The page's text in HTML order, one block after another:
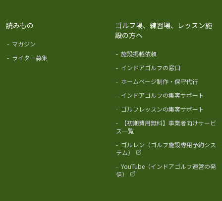
読みもの
- マガジン
- ライター募集
ゴルフ場、練習場、レッスン施
設の方へ
- 施設掲載依頼
- インドアゴルフの窓口
- ホームページ制作・保守代行
- インドアゴルフの集客サポート
- ゴルフレッスンの集客サポート
-
【初期費用無料】事業者向けサービ
ス一覧
- ゴルレン（ゴルフ施設専用予約シス
テム）
- YouTube（インドアゴルフ運営の発
信）